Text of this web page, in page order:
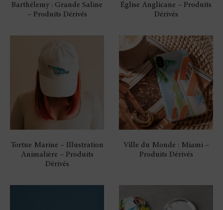
Barthélemy : Grande Saline
– Produits Dérivés
Église Anglicane – Produits
Dérivés
Tortue Marine – Illustration
Animalière – Produits
Dérivés
Ville du Monde : Miami –
Produits Dérivés